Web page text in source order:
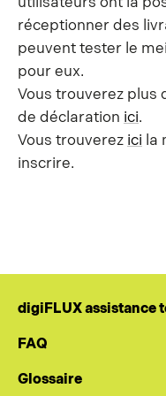
réceptionner des
peuvent tester le
pour eux.
Vous trouverez plus
de déclaration ici.
Vous trouverez ici la
inscrire.
digiFLUX assistance
FAQ
Glossaire